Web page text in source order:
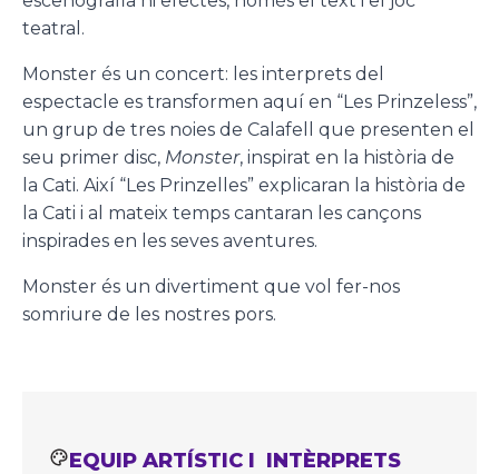
teatral.
Monster és un concert: les interprets del
espectacle es transformen aquí en “Les Prinzeless”,
un grup de tres noies de Calafell que presenten el
seu primer disc, Monster, inspirat en la història de
la Cati. Així “Les Prinzelles” explicaran la història de
la Cati i al mateix temps cantaran les cançons
inspirades en les seves aventures.
Monster és un divertiment que vol fer-nos
somriure de les nostres pors.
EQUIP ARTÍSTIC I INTÈRPRETS